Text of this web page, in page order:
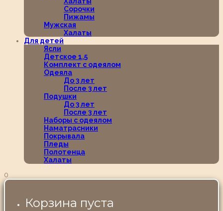
Сорочки
Пижамы
Мужская
Халаты
Для детей
Ясли
Детское 1,5
Комплект с одеялом
Одеяла
До 3 лет
После 3 лет
Подушки
До 3 лет
После 3 лет
Наборы с одеялом
Наматрасники
Покрывала
Пледы
Полотенца
Халаты
0
Корзина пуста